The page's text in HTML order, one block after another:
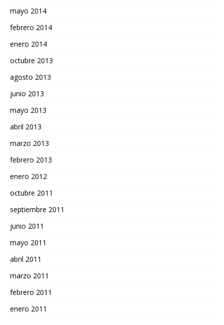
mayo 2014
febrero 2014
enero 2014
octubre 2013
agosto 2013
junio 2013
mayo 2013
abril 2013
marzo 2013
febrero 2013
enero 2012
octubre 2011
septiembre 2011
junio 2011
mayo 2011
abril 2011
marzo 2011
febrero 2011
enero 2011